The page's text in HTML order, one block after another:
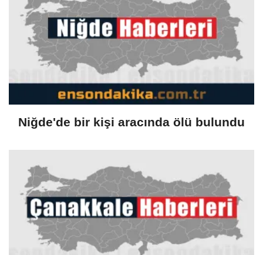
Niğde'de bir kişi aracında ölü bulundu